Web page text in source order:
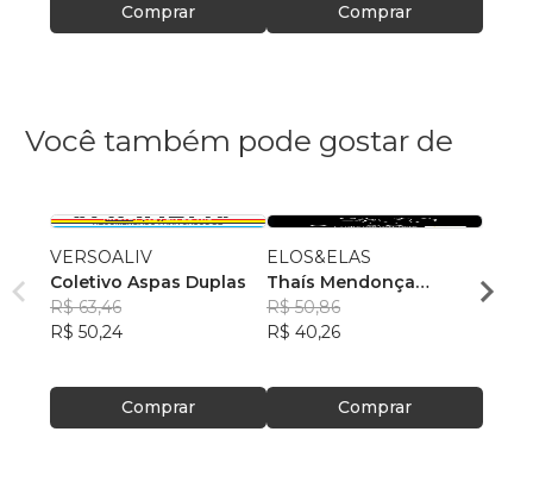
Comprar Comprar
Você também pode gostar de
VERSOALIV
Coletivo Aspas Duplas
R$ 63,46
R$ 50,24
Comprar
ELOS&ELAS
Thaís Mendonça
Resende
R$ 50,86
R$ 40,26
Comprar
R$